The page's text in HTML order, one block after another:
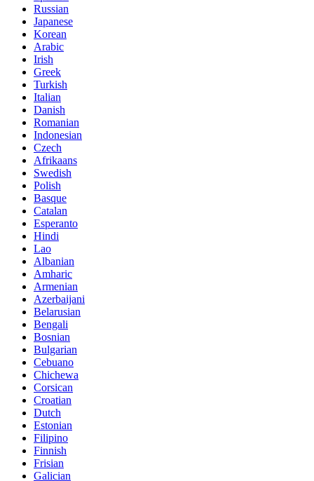
Russian
Japanese
Korean
Arabic
Irish
Greek
Turkish
Italian
Danish
Romanian
Indonesian
Czech
Afrikaans
Swedish
Polish
Basque
Catalan
Esperanto
Hindi
Lao
Albanian
Amharic
Armenian
Azerbaijani
Belarusian
Bengali
Bosnian
Bulgarian
Cebuano
Chichewa
Corsican
Croatian
Dutch
Estonian
Filipino
Finnish
Frisian
Galician